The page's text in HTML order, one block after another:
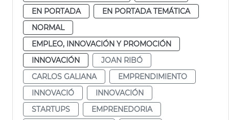
EN PORTADA
EN PORTADA TEMÁTICA
NORMAL
EMPLEO, INNOVACIÓN Y PROMOCIÓN
INNOVACIÓN
JOAN RIBÓ
CARLOS GALIANA
EMPRENDIMIENTO
INNOVACIÓ
INNOVACIÓN
STARTUPS
EMPRENEDORIA